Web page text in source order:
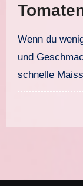
Agave-
Wenn du wenig Zeit hast, aber nicht auf Frische
und
schnelle